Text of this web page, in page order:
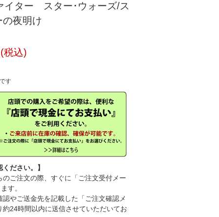
イター スター･ウォーズ/ス
の夜明け
税込)
す
ださい。】
ご注文の際、すぐに「ご注文受付メー
す。
やご送金先を記載した「ご注文確認メ
約24時間以内に送信させていただいてお